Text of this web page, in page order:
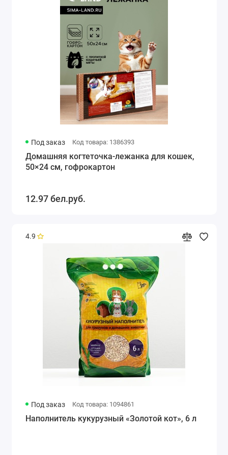
Под заказ Код товара: 1386393
Домашняя когтеточка-лежанка для кошек,
50×24 см, гофрокартон
12.97 бел.руб.
4.9
Под заказ Код товара: 1094861
Наполнитель кукурузный «Золотой кот», 6 л